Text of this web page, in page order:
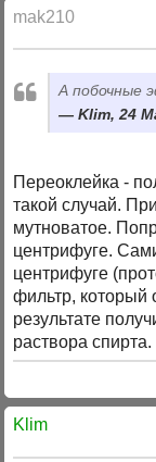
mak210
А побочные
Klim, 24
Переоклейка -
такой случай.
мутноватое.
центрифуге.
центрифуге
фильтр, который
результате
раствора спирта.
Klim